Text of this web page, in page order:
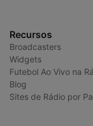
Recursos
Broadcasters
Widgets
Futebol Ao Vivo na
Blog
Sites de Rádio por